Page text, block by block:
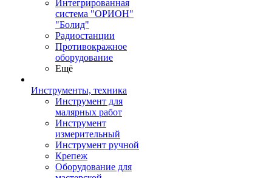
Интегрированная
система "ОРИОН"
"Болид"
Радиостанции
Противокражное
оборудование
Ещё
Инструменты, техника
Инструмент для
малярных работ
Инструмент
измерительный
Инструмент ручной
Крепеж
Оборудование для